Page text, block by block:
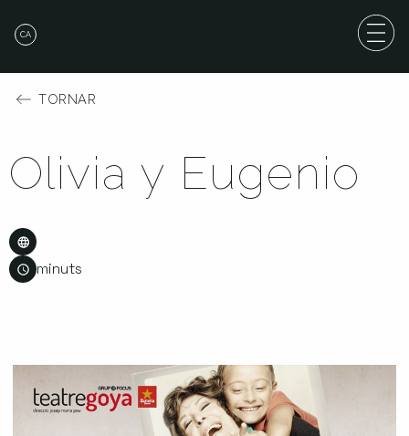
CA
TORNAR
Olivia y Eugenio
minuts